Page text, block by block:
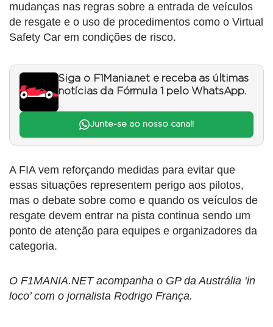
mudanças nas regras sobre a entrada de veículos
de resgate e o uso de procedimentos como o Virtual
Safety Car em condições de risco.
Siga o F1Mania.net e receba as últimas
notícias da Fórmula 1 pelo WhatsApp.
Junte-se ao nosso canal!
A FIA vem reforçando medidas para evitar que
essas situações representem perigo aos pilotos,
mas o debate sobre como e quando os veículos de
resgate devem entrar na pista continua sendo um
ponto de atenção para equipes e organizadores da
categoria.
O F1MANIA.NET acompanha o GP da Austrália ‘in
loco’ com o jornalista Rodrigo França.